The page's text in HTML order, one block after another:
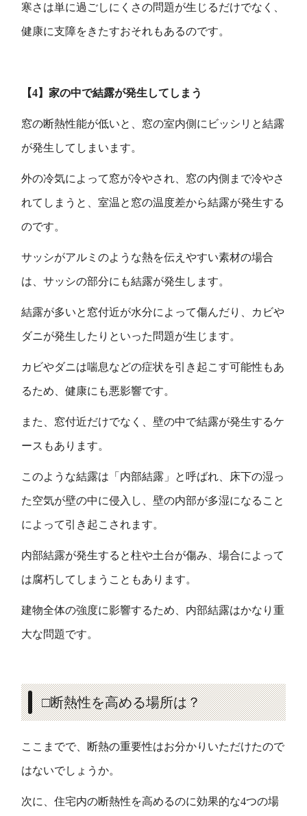
寒さは単に過ごしにくさの問題が生じるだけでなく、
健康に支障をきたすおそれもあるのです。
【4】家の中で結露が発生してしまう
窓の断熱性能が低いと、窓の室内側にビッシリと結露
が発生してしまいます。
外の冷気によって窓が冷やされ、窓の内側まで冷やさ
れてしまうと、室温と窓の温度差から結露が発生する
のです。
サッシがアルミのような熱を伝えやすい素材の場合
は、サッシの部分にも結露が発生します。
結露が多いと窓付近が水分によって傷んだり、カビや
ダニが発生したりといった問題が生じます。
カビやダニは喘息などの症状を引き起こす可能性もあ
るため、健康にも悪影響です。
また、窓付近だけでなく、壁の中で結露が発生するケ
ースもあります。
このような結露は「内部結露」と呼ばれ、床下の湿っ
た空気が壁の中に侵入し、壁の内部が多湿になること
によって引き起こされます。
内部結露が発生すると柱や土台が傷み、場合によって
は腐朽してしまうこともあります。
建物全体の強度に影響するため、内部結露はかなり重
大な問題です。
□断熱性を高める場所は？
ここまでで、断熱の重要性はお分かりいただけたので
はないでしょうか。
次に、住宅内の断熱性を高めるのに効果的な4つの場